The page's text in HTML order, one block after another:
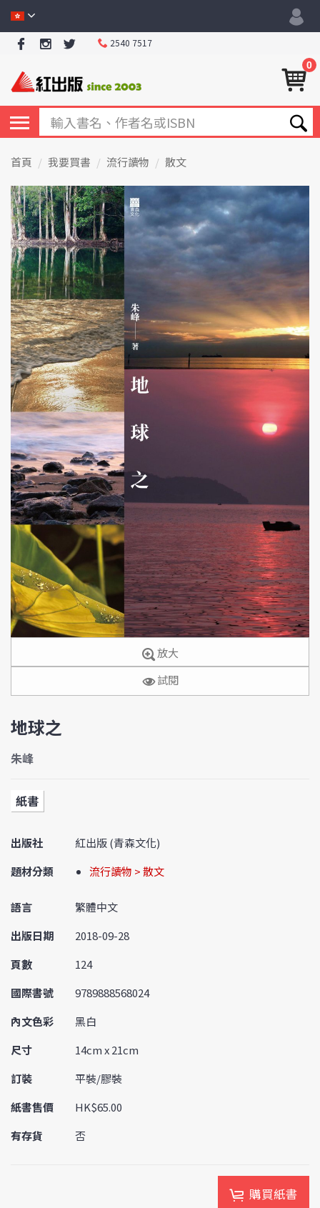
2540 7517
0
首頁 我要買書 流行讀物 散文
放大
試閱
地球之
朱峰
紙書
出版社
紅出版 (青森文化)
題材分類
流行讀物 > 散文
語言
繁體中文
出版日期
2018-09-28
頁數
124
國際書號
9789888568024
內文色彩
黑白
尺寸
14cm x 21cm
訂裝
平裝/膠裝
紙書售價
HK$65.00
有存貨
否
購買紙書